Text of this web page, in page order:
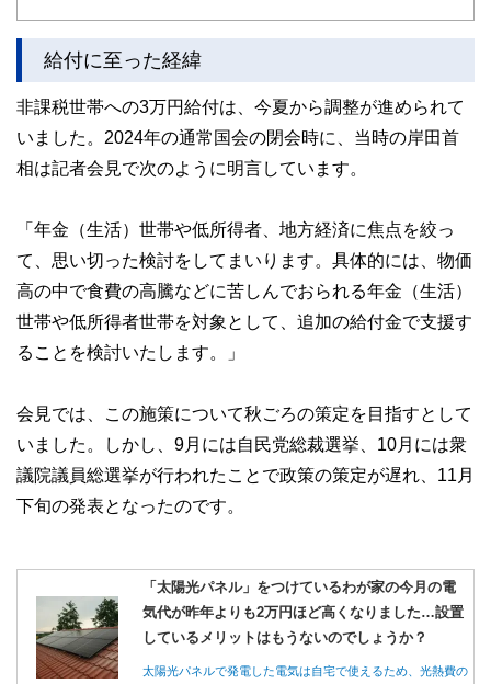
給付に至った経緯
非課税世帯への3万円給付は、今夏から調整が進められて
いました。2024年の通常国会の閉会時に、当時の岸田首
相は記者会見で次のように明言しています。
「年金（生活）世帯や低所得者、地方経済に焦点を絞っ
て、思い切った検討をしてまいります。具体的には、物価
高の中で食費の高騰などに苦しんでおられる年金（生活）
世帯や低所得者世帯を対象として、追加の給付金で支援す
ることを検討いたします。」
会見では、この施策について秋ごろの策定を目指すとして
いました。しかし、9月には自民党総裁選挙、10月には衆
議院議員総選挙が行われたことで政策の策定が遅れ、11月
下旬の発表となったのです。
「太陽光パネル」をつけているわが家の今月の電
気代が昨年よりも2万円ほど高くなりました…設置
しているメリットはもうないのでしょうか？
太陽光パネルで発電した電気は自宅で使えるため、光熱費の